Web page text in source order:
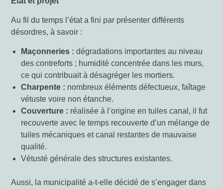
Au fil du temps l’état a fini par présenter différents
désordres, à savoir :
Maçonneries : dégradations importantes au niveau
des contreforts ; humidité concentrée dans les murs,
ce qui contribuait à désagréger les mortiers.
Charpente : nombreux éléments défectueux, faîtage
vétuste voire non étanche.
Couverture : réalisée à l’origine en tuiles canal, il fut
recouverte avec le temps recouverte d’un mélange de
tuiles mécaniques et canal restantes de mauvaise
qualité.
Vétusté générale des structures existantes.
Aussi, la municipalité a-t-elle décidé de s’engager dans